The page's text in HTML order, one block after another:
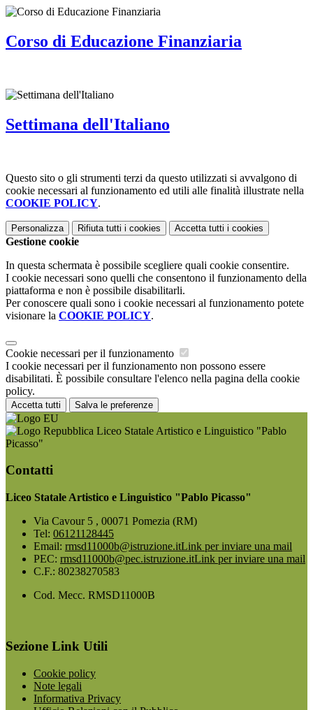
Corso di Educazione Finanziaria
Settimana dell'Italiano
Questo sito o gli strumenti terzi da questo utilizzati si avvalgono di
cookie necessari al funzionamento ed utili alle finalità illustrate nella
COOKIE POLICY.
Personalizza Rifiuta tutti i cookies Accetta tutti i cookies
Gestione cookie
In questa schermata è possibile scegliere quali cookie consentire.
I cookie necessari sono quelli che consentono il funzionamento della
piattaforma e non è possibile disabilitarli.
Per conoscere quali sono i cookie necessari al funzionamento potete
visionare la COOKIE POLICY.
Cookie necessari per il funzionamento
I cookie necessari per il funzionamento non possono essere
disabilitati. È possibile consultare l'elenco nella pagina della cookie
policy.
Accetta tutti Salva le preferenze
Liceo Statale Artistico e Linguistico "Pablo
Picasso"
Contatti
Liceo Statale Artistico e Linguistico "Pablo Picasso"
Via Cavour 5 , 00071 Pomezia (RM)
Tel: 06121128445
Email: rmsd11000b@istruzione.itLink per inviare una mail
PEC: rmsd11000b@pec.istruzione.itLink per inviare una mail
C.F.: 80238270583
Cod. Mecc. RMSD11000B
Sezione Link Utili
Cookie policy
Note legali
Informativa Privacy